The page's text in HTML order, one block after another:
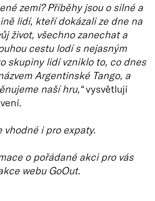
zemi? Příběhy jsou o silné a
lidí, kteří dokázali ze dne na
život, všechno zanechat a
cestu lodí s nejasným
skupiny lidí vzniklo to, co dnes
Argentinské Tango, a
naší hru,“vysvětlují
vhodné i pro expaty.
o pořádané akci pro vás
webu GoOut.